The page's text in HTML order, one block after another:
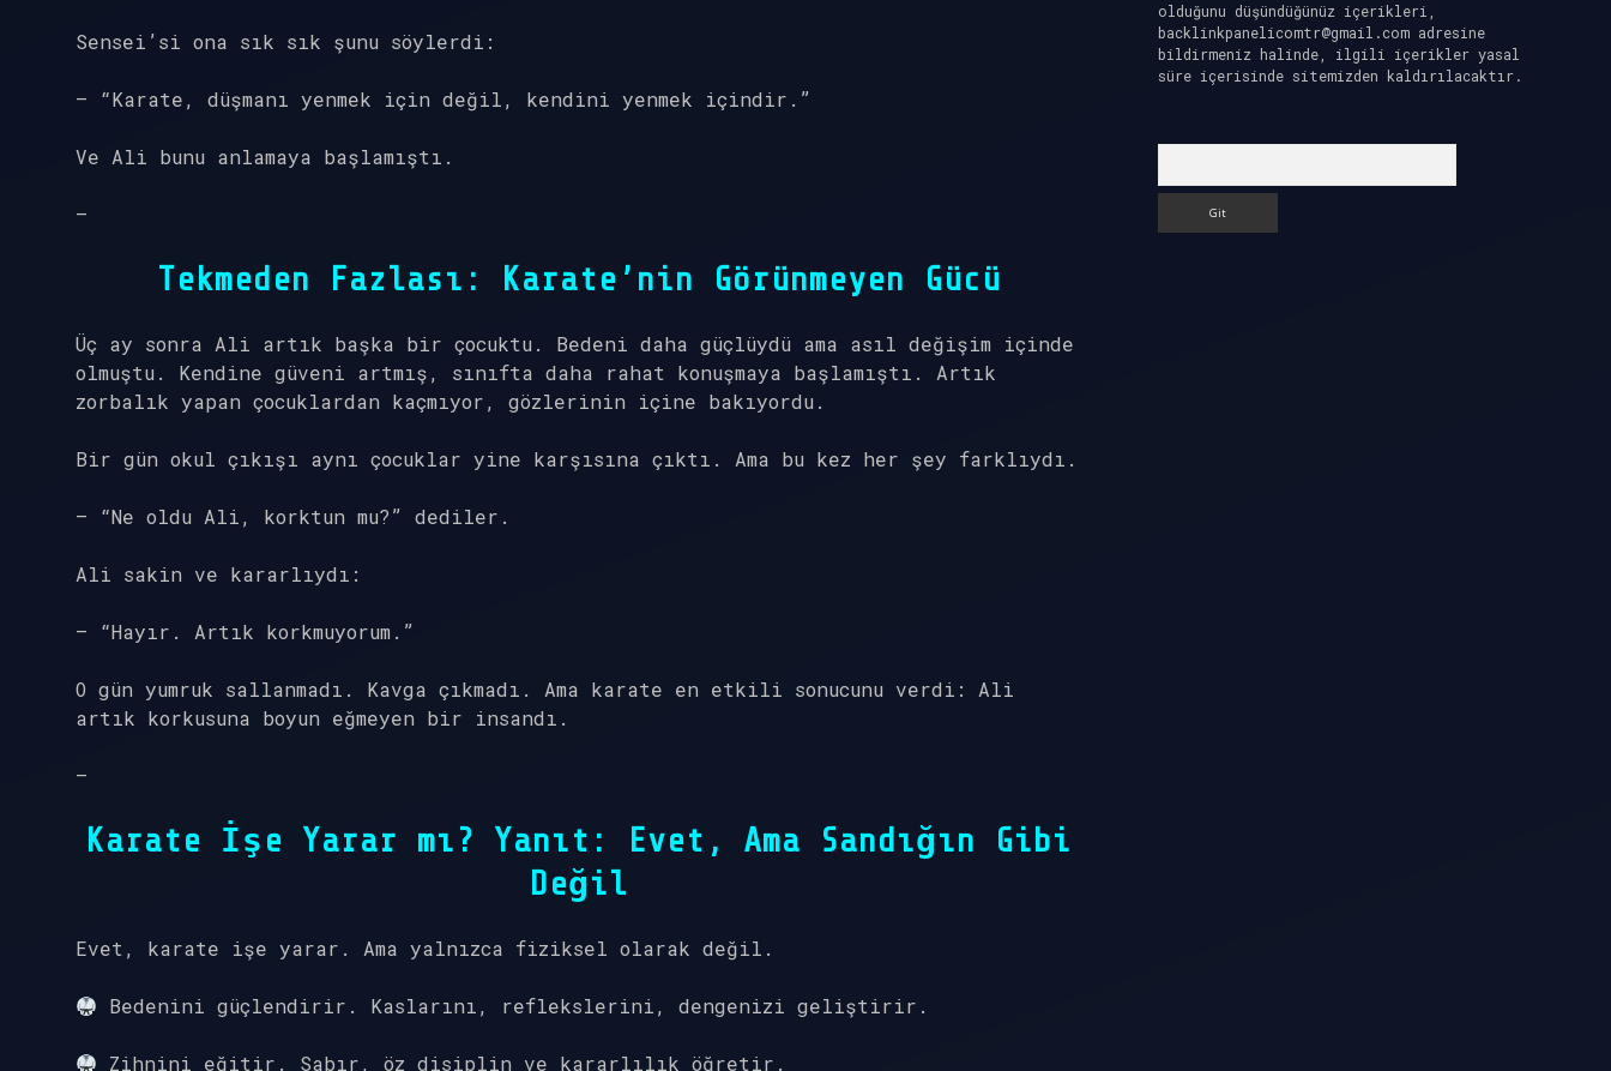
Sensei’si ona sık sık şunu söylerdi:
– “Karate, düşmanı yenmek için değil, kendini yenmek içindir.”
Ve Ali bunu anlamaya başlamıştı.
—
Tekmeden Fazlası: Karate’nin Görünmeyen Gücü
Üç ay sonra Ali artık başka bir çocuktu. Bedeni daha güçlüydü ama asıl değişim içinde
olmuştu. Kendine güveni artmış, sınıfta daha rahat konuşmaya başlamıştı. Artık
zorbalık yapan çocuklardan kaçmıyor, gözlerinin içine bakıyordu.
Bir gün okul çıkışı aynı çocuklar yine karşısına çıktı. Ama bu kez her şey farklıydı.
– “Ne oldu Ali, korktun mu?” dediler.
Ali sakin ve kararlıydı:
– “Hayır. Artık korkmuyorum.”
O gün yumruk sallanmadı. Kavga çıkmadı. Ama karate en etkili sonucunu verdi: Ali
artık korkusuna boyun eğmeyen bir insandı.
—
Karate İşe Yarar mı? Yanıt: Evet, Ama Sandığın Gibi
Değil
Evet, karate işe yarar. Ama yalnızca fiziksel olarak değil.
Bedenini güçlendirir. Kaslarını, reflekslerini, dengenizi geliştirir.
Zihnini eğitir. Sabır, öz disiplin ve kararlılık öğretir.
olduğunu düşündüğünüz içerikleri,
backlinkpanelicomtr@gmail.comadresine
bildirmeniz halinde, ilgili içerikler yasal
süre içerisinde sitemizden kaldırılacaktır.